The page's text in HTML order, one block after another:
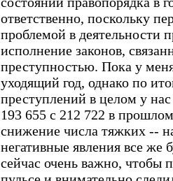
ответственно, поскольку
проблемой в деятельности
исполнение законов,
преступностью. Пока у
уходящий год, однако по
преступлений в целом у
193 655 с 212 722 в
снижение числа тяжких --
негативные явления все же
сейчас очень важно, чтобы